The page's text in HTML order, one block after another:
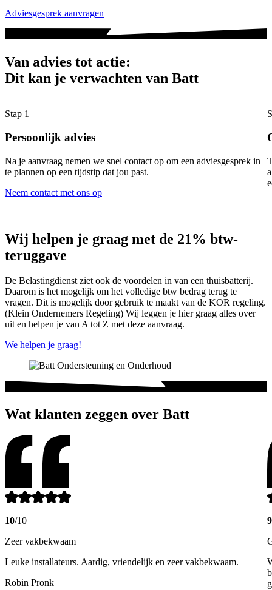
Adviesgesprek aanvragen
Van advies tot actie:
Dit kan je verwachten van Batt
Stap 1
Persoonlijk advies
Na je aanvraag nemen we snel contact op om een adviesgesprek in
te plannen op een tijdstip dat jou past.
Neem contact met ons op
Wij helpen je graag met de 21% btw-
teruggave
De Belastingdienst ziet ook de voordelen in van een thuisbatterij.
Daarom is het mogelijk om het volledige btw bedrag terug te
vragen. Dit is mogelijk door gebruik te maakt van de KOR regeling.
(Klein Ondernemers Regeling) Wij leggen je hier graag alles over
uit en helpen je van A tot Z met deze aanvraag.
We helpen je graag!
Wat klanten zeggen over Batt
10/10
Zeer vakbekwaam
Leuke installateurs. Aardig, vriendelijk en zeer vakbekwaam.
Robin Pronk
9